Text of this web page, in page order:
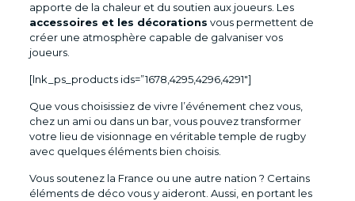
apporte de la chaleur et du soutien aux joueurs. Les
accessoires et les décorations vous permettent de
créer une atmosphère capable de galvaniser vos
joueurs.
[lnk_ps_products ids=”1678,4295,4296,4291″]
Que vous choisissiez de vivre l’événement chez vous,
chez un ami ou dans un bar, vous pouvez transformer
votre lieu de visionnage en véritable temple de rugby
avec quelques éléments bien choisis.
Vous soutenez la France ou une autre nation ? Certains
éléments de déco vous y aideront. Aussi, en portant les